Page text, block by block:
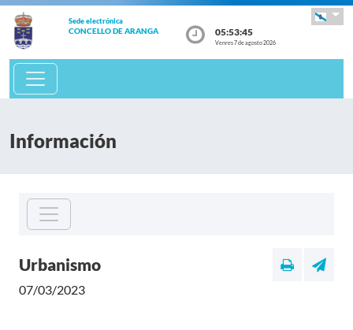
Sede electrónica
CONCELLO DE ARANGA 05:53:45
Venres 7 de agosto 2026
Información
Urbanismo
07/03/2023